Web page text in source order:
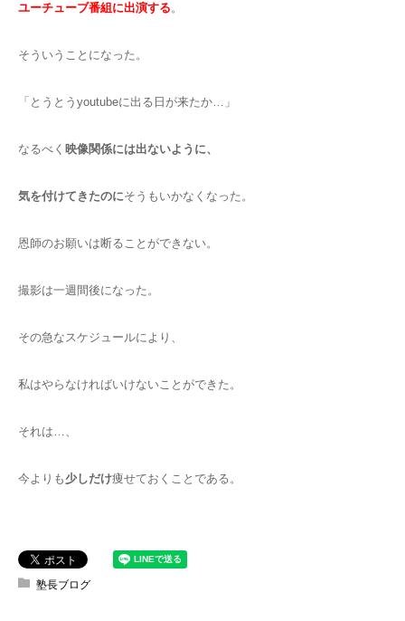
ユーチューブ番組に出演する。
そういうことになった。
「とうとうyoutubeに出る日が来たか…」
なるべく 映像関係には出ないように、
気を付けてきたのにそうもいかなくなった。
恩師のお願いは断ることができない。
撮影は一週間後になった。
その急なスケジュールにより、
私はやらなければいけないことができた。
それは…、
今よりも 少しだけ痩せておくことである。
塾長ブログ